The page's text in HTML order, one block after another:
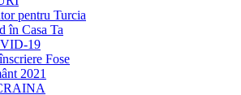
pentru Turcia
în Casa Ta
19
Fose
2021